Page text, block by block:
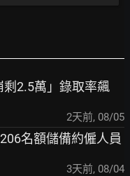
剩2.5萬」錄取率飆
2天前, 08/05
名額儲備約僱人員
3天前, 08/04